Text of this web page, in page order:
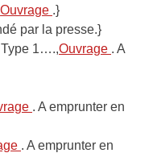
Ouvrage .}
par la presse.}
Type 1….,Ouvrage . A
. A emprunter en
. A emprunter en